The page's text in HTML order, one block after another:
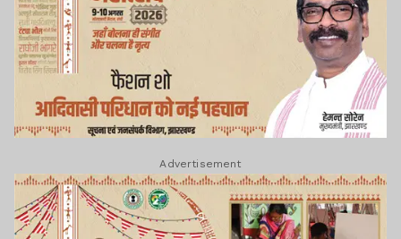
Advertisement